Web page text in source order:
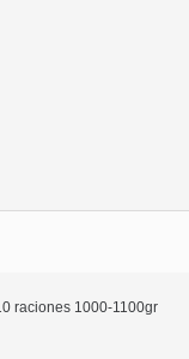
raciones 1000-1100gr